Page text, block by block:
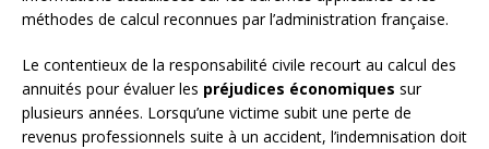
méthodes de calcul reconnues par l’administration française.
Le contentieux de la responsabilité civile recourt au calcul des
annuités pour évaluer les préjudices économiques sur
plusieurs années. Lorsqu’une victime subit une perte de
revenus professionnels suite à un accident, l’indemnisation doit